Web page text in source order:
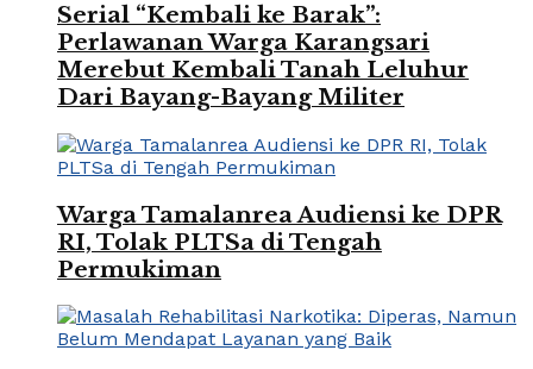
Serial “Kembali ke Barak”:
Perlawanan Warga Karangsari
Merebut Kembali Tanah Leluhur
Dari Bayang-Bayang Militer
Warga Tamalanrea Audiensi ke DPR
RI, Tolak PLTSa di Tengah
Permukiman